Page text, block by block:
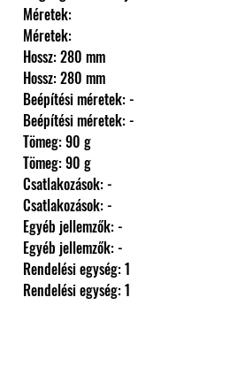
                Méretek:
                Méretek:
                Hossz: 280 mm
                Hossz: 280 mm
                Beépítési méretek: -
                Beépítési méretek: -
                Tömeg: 90 g
                Tömeg: 90 g
                Csatlakozások: -
                Csatlakozások: -
                Egyéb jellemzők: -
                Egyéb jellemzők: -
                Rendelési egység: 1
                Rendelési egység: 1